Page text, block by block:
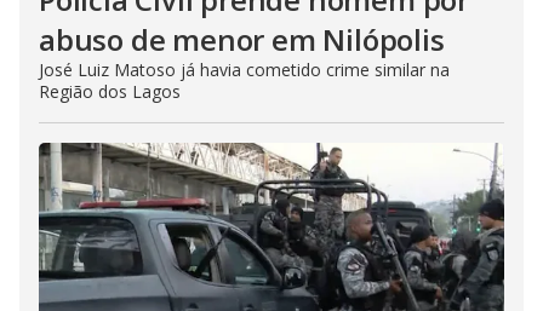
abuso de menor em Nilópolis
José Luiz Matoso já havia cometido crime similar na
Região dos Lagos